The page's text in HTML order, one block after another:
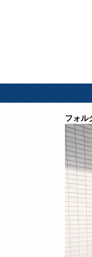
フォル